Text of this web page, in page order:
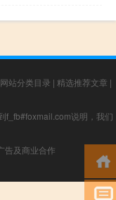
网站分类目录 | 精选推荐文章 |
f_fb#foxmail.com说明，我们
告及商业合作